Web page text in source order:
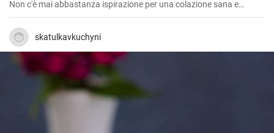
Non c'è mai abbastanza ispirazione per una colazione sana e
gustosa.
skatulkavkuchyni